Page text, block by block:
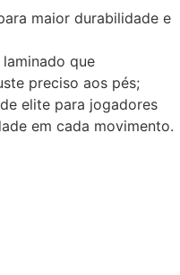
maior durabilidade e
que
preciso aos pés;
elite para jogadores
em cada movimento.